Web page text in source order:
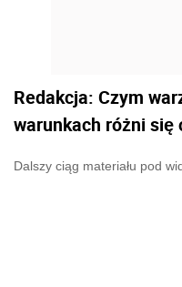
Andrzej Najda: Sam